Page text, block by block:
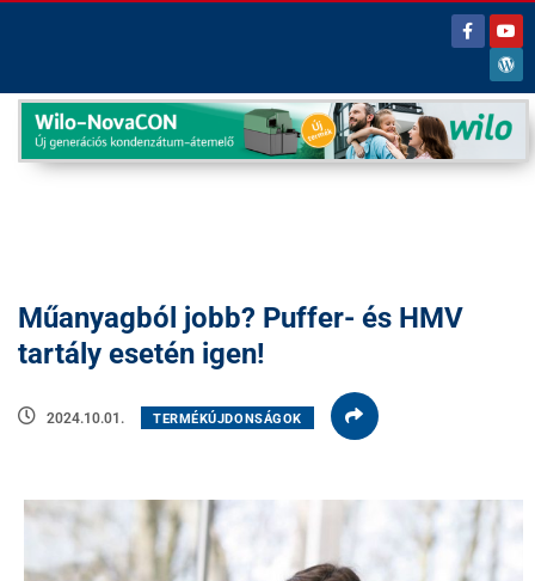
Műanyagból jobb? Puffer- és HMV
tartály esetén igen!
2024.10.01. TERMÉKÚJDONSÁGOK